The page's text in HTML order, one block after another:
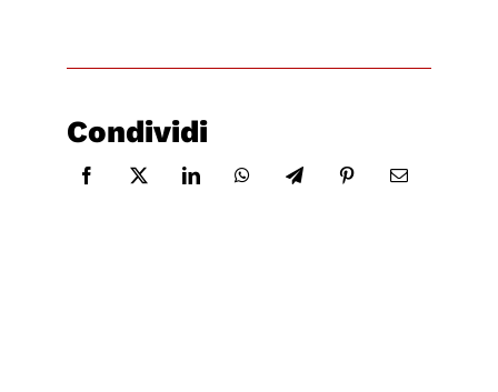
Condividi